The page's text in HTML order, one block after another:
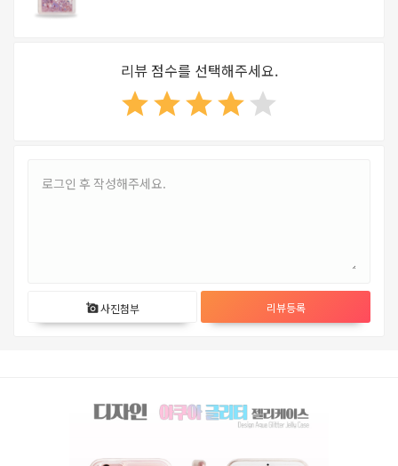
리뷰 점수를 선택해주세요.
starstarstarstarstar
add_a_photo사진첨부 리뷰등록